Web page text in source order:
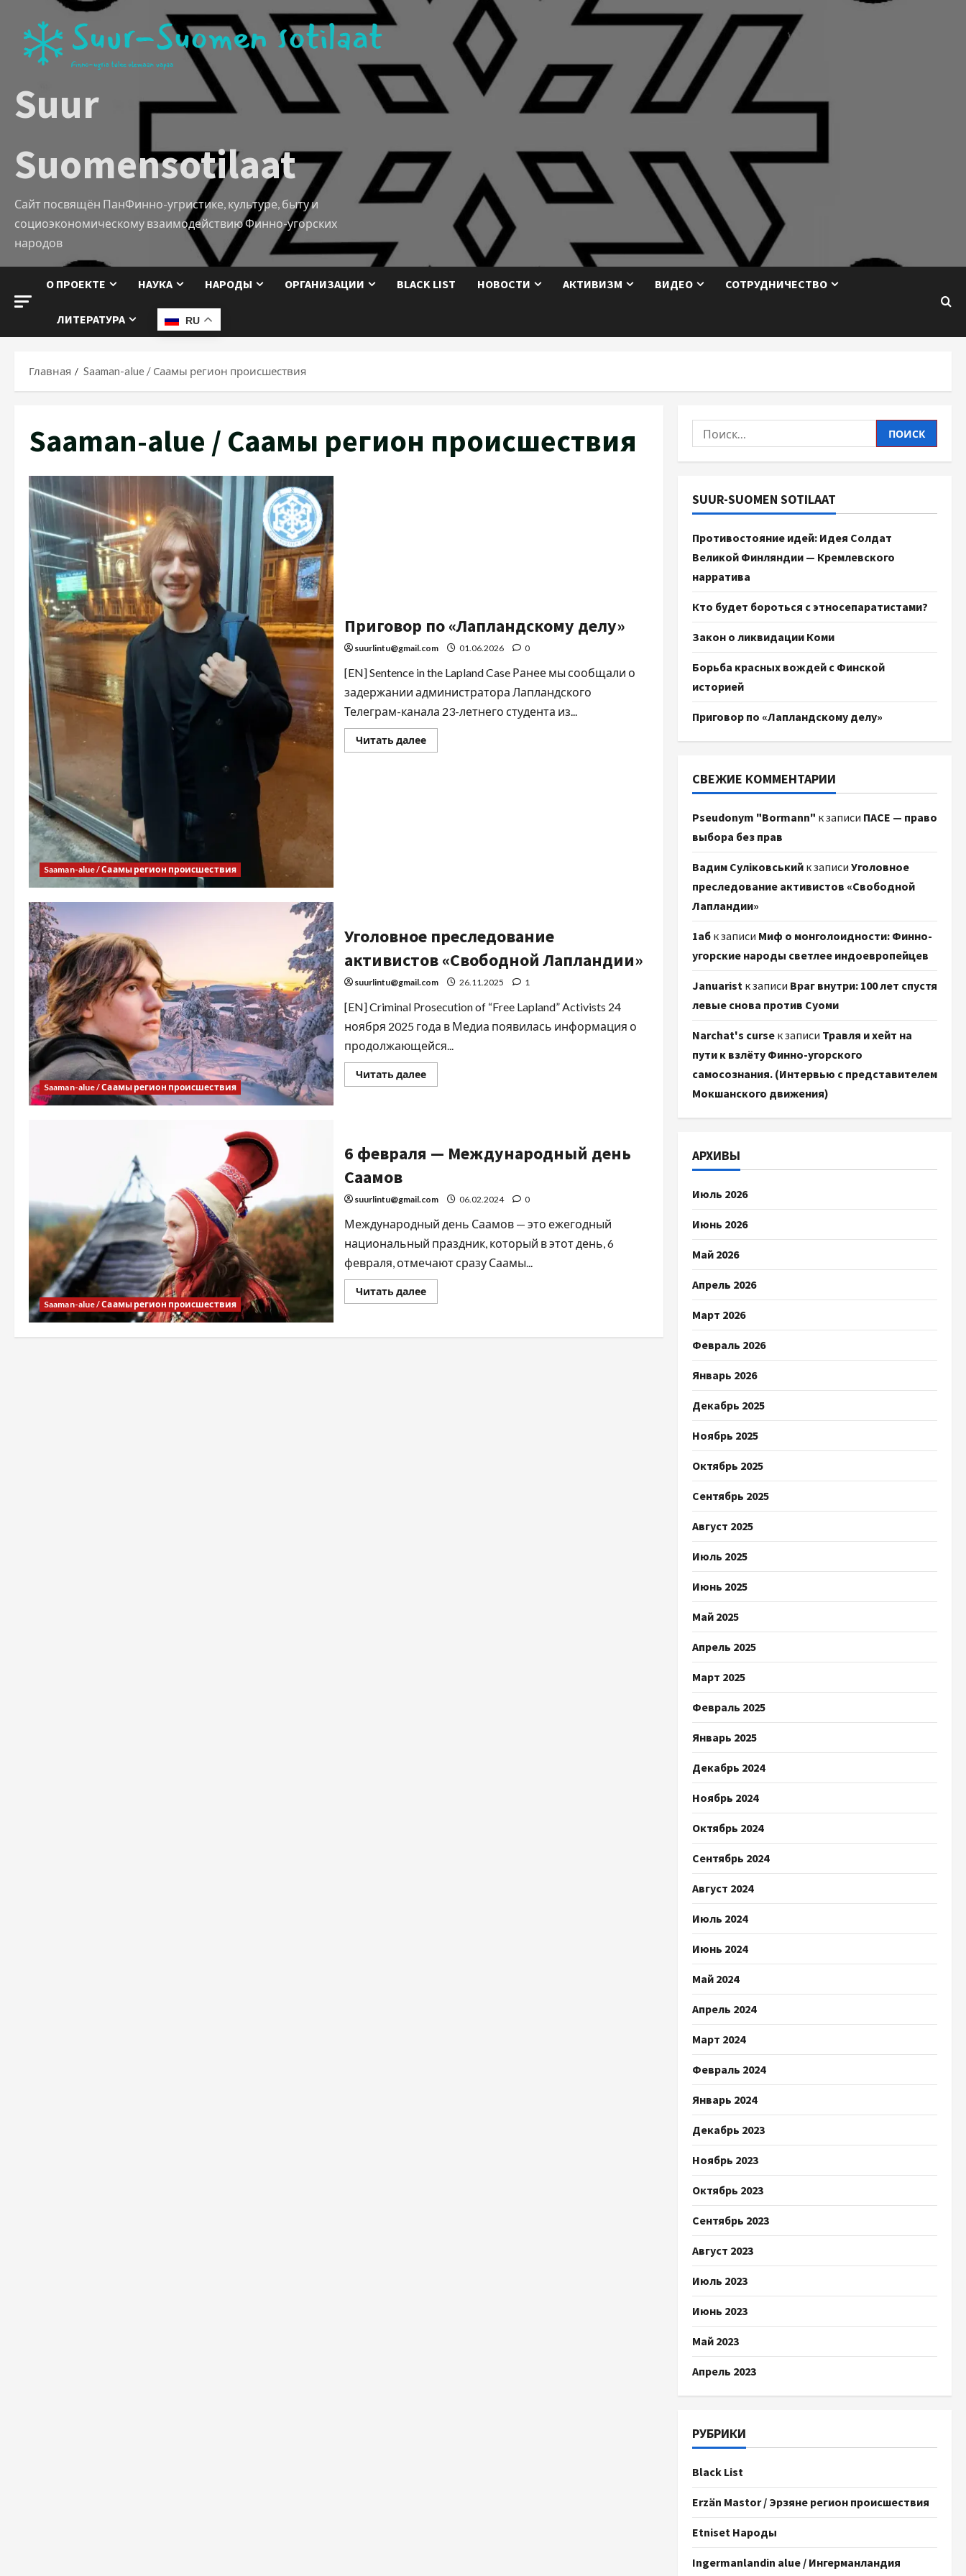
Suur
Suomensotilaat
Сайт посвящён ПанФинно-угристике, культуре, быту и
социоэкономическому взаимодействию Финно-угорских
народов
О ПРОЕКТЕ НАУКА НАРОДЫ ОРГАНИЗАЦИИ BLACK LIST НОВОСТИ АКТИВИЗМ ВИДЕО СОТРУДНИЧЕСТВО
ЛИТЕРАТУРА RU
Главная Saaman-alue / Саамы регион происшествия
Saaman-alue / Саамы регион происшествия
Saaman-alue / Саамы регион происшествия
Приговор по «Лапландскому делу»
suurlintu@gmail.com 01.06.2026 0
[EN] Sentence in the Lapland Case Ранее мы сообщали о
задержании администратора Лапландского
Телеграм-канала 23-летнего студента из...
Читать далее
Saaman-alue / Саамы регион происшествия
Уголовное преследование
активистов «Свободной Лапландии»
suurlintu@gmail.com 26.11.2025 1
[EN] Criminal Prosecution of “Free Lapland” Activists 24
ноября 2025 года в Медиа появилась информация о
продолжающейся...
Читать далее
Saaman-alue / Саамы регион происшествия
6 февраля — Международный день
Саамов
suurlintu@gmail.com 06.02.2024 0
Международный день Саамов — это ежегодный
национальный праздник, который в этот день, 6
февраля, отмечают сразу Саамы...
Читать далее
SUUR-SUOMEN SOTILAAT
Противостояние идей: Идея Солдат
Великой Финляндии — Кремлевского
нарратива
Кто будет бороться с этносепаратистами?
Закон о ликвидации Коми
Борьба красных вождей с Финской
историей
Приговор по «Лапландскому делу»
СВЕЖИЕ КОММЕНТАРИИ
Pseudonym "Bormann" к записи ПАСЕ — право
выбора без прав
Вадим Суліковськийк записи Уголовное
преследование активистов «Свободной
Лапландии»
1абк записи Миф о монголоидности: Финно-
угорские народы светлее индоевропейцев
Januaristк записи Враг внутри: 100 лет спустя
левые снова против Суоми
Narchat's curseк записи Травля и хейт на
пути к взлёту Финно-угорского
самосознания. (Интервью с представителем
Мокшанского движения)
АРХИВЫ
Июль 2026
Июнь 2026
Май 2026
Апрель 2026
Март 2026
Февраль 2026
Январь 2026
Декабрь 2025
Ноябрь 2025
Октябрь 2025
Сентябрь 2025
Август 2025
Июль 2025
Июнь 2025
Май 2025
Апрель 2025
Март 2025
Февраль 2025
Январь 2025
Декабрь 2024
Ноябрь 2024
Октябрь 2024
Сентябрь 2024
Август 2024
Июль 2024
Июнь 2024
Май 2024
Апрель 2024
Март 2024
Февраль 2024
Январь 2024
Декабрь 2023
Ноябрь 2023
Октябрь 2023
Сентябрь 2023
Август 2023
Июль 2023
Июнь 2023
Май 2023
Апрель 2023
РУБРИКИ
Black List
Erzän Mastor / Эрзяне регион происшествия
Etniset Народы
Ingermanlandin alue / Ингерманландия